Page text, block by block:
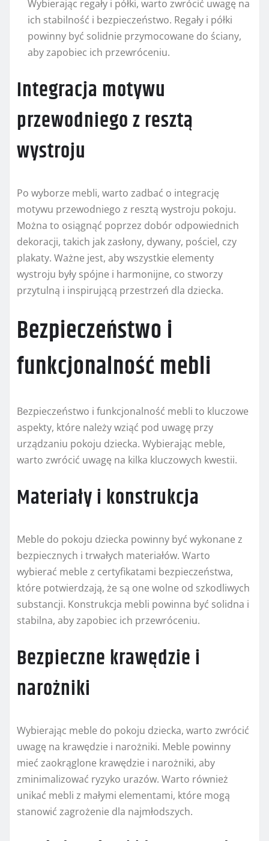
Wybierając regały i półki, warto zwrócić uwagę na
ich stabilność i bezpieczeństwo. Regały i półki
powinny być solidnie przymocowane do ściany,
aby zapobiec ich przewróceniu.
Integracja motywu
przewodniego z resztą
wystroju
Po wyborze mebli, warto zadbać o integrację
motywu przewodniego z resztą wystroju pokoju.
Można to osiągnąć poprzez dobór odpowiednich
dekoracji, takich jak zasłony, dywany, pościel, czy
plakaty. Ważne jest, aby wszystkie elementy
wystroju były spójne i harmonijne, co stworzy
przytulną i inspirującą przestrzeń dla dziecka.
Bezpieczeństwo i
funkcjonalność mebli
Bezpieczeństwo i funkcjonalność mebli to kluczowe
aspekty, które należy wziąć pod uwagę przy
urządzaniu pokoju dziecka. Wybierając meble,
warto zwrócić uwagę na kilka kluczowych kwestii.
Materiały i konstrukcja
Meble do pokoju dziecka powinny być wykonane z
bezpiecznych i trwałych materiałów. Warto
wybierać meble z certyfikatami bezpieczeństwa,
które potwierdzają, że są one wolne od szkodliwych
substancji. Konstrukcja mebli powinna być solidna i
stabilna, aby zapobiec ich przewróceniu.
Bezpieczne krawędzie i
narożniki
Wybierając meble do pokoju dziecka, warto zwrócić
uwagę na krawędzie i narożniki. Meble powinny
mieć zaokrąglone krawędzie i narożniki, aby
zminimalizować ryzyko urazów. Warto również
unikać mebli z małymi elementami, które mogą
stanowić zagrożenie dla najmłodszych.